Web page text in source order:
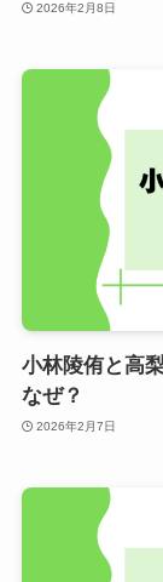
2026年2月8日
小林陵侑と高
なぜ？
2026年2月7日